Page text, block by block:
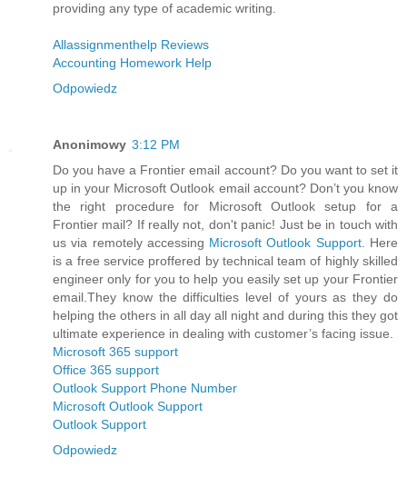
providing any type of academic writing.
Allassignmenthelp Reviews
Accounting Homework Help
Odpowiedz
Anonimowy 3:12 PM
Do you have a Frontier email account? Do you want to set it
up in your Microsoft Outlook email account? Don’t you know
the right procedure for Microsoft Outlook setup for a
Frontier mail? If really not, don't panic! Just be in touch with
us via remotely accessing Microsoft Outlook Support. Here
is a free service proffered by technical team of highly skilled
engineer only for you to help you easily set up your Frontier
email.They know the difficulties level of yours as they do
helping the others in all day all night and during this they got
ultimate experience in dealing with customer’s facing issue.
Microsoft 365 support
Office 365 support
Outlook Support Phone Number
Microsoft Outlook Support
Outlook Support
Odpowiedz